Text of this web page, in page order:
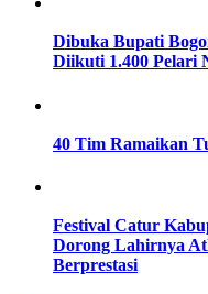
Dibuka Bupati
Diikuti 1.400 Pelari
40 Tim Ramaikan
Festival Catur
Dorong Lahirnya
Berprestasi